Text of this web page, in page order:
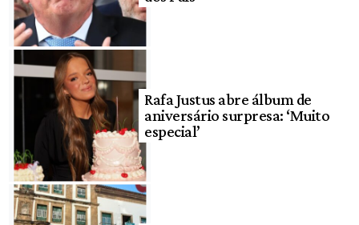
Rafa Justus abre álbum de
aniversário surpresa: ‘Muito
especial’